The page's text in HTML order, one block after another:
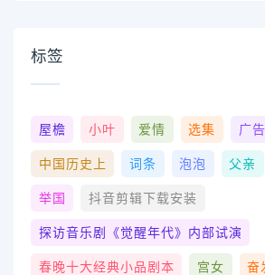
标签
屋檐 小叶 爱情 选集 广
中国历史上 词条 泡泡 父亲
举国 抖音剪辑下载安装
探访音乐剧《觉醒年代》内部试演
春晚十大经典小品剧本 宫女 奋